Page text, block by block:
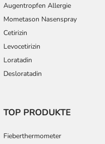
Augentropfen Allergie
Mometason Nasenspray
Cetirizin
Levocetirizin
Loratadin
Desloratadin
TOP PRODUKTE
Fieberthermometer